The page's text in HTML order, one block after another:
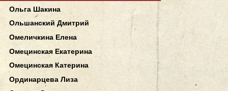
Ольга Шакина
Ольшанский Дмитрий
Омеличкина Елена
Омецинская Екатерина
Омецинская Катерина
Ординарцева Лиза